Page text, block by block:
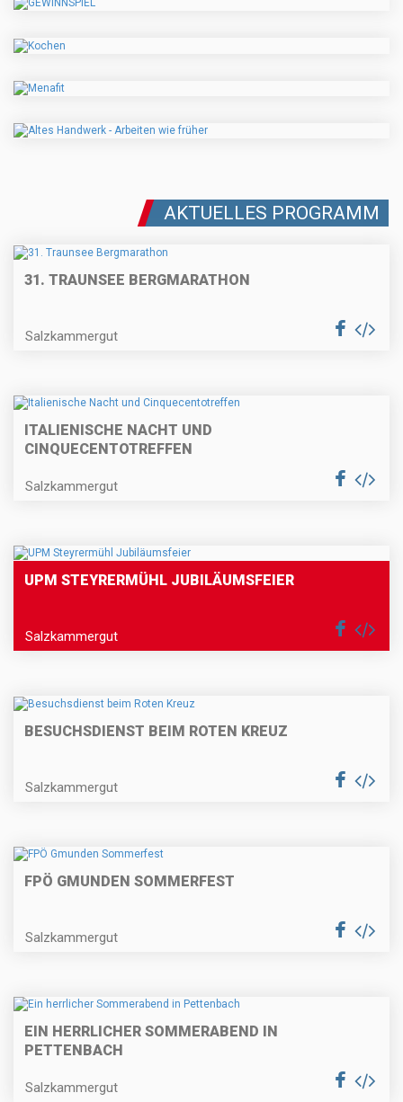
AKTUELLES PROGRAMM
31. TRAUNSEE BERGMARATHON
Salzkammergut
ITALIENISCHE NACHT UND
CINQUECENTOTREFFEN
Salzkammergut
UPM STEYRERMÜHL JUBILÄUMSFEIER
Salzkammergut
BESUCHSDIENST BEIM ROTEN KREUZ
Salzkammergut
FPÖ GMUNDEN SOMMERFEST
Salzkammergut
EIN HERRLICHER SOMMERABEND IN
PETTENBACH
Salzkammergut